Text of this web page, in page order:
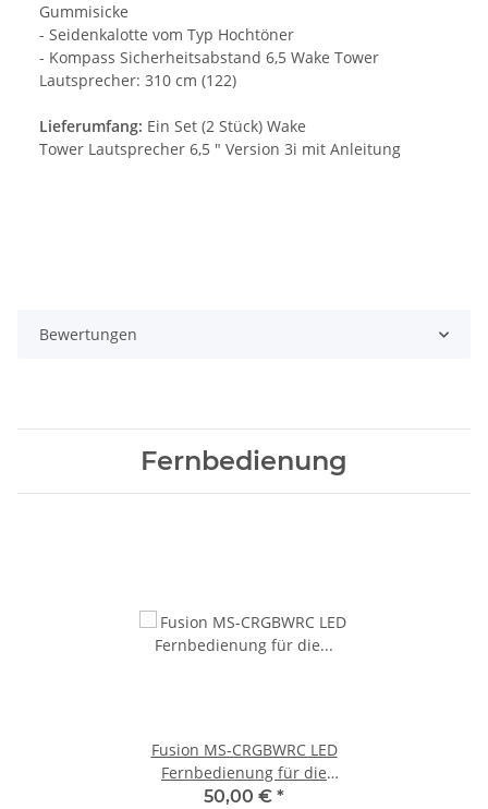
Gummisicke
- Seidenkalotte vom Typ Hochtöner
- Kompass Sicherheitsabstand 6,5 Wake Tower
Lautsprecher: 310 cm (122)
Lieferumfang: Ein Set (2 Stück) Wake
Tower Lautsprecher 6,5 " Version 3i mit Anleitung
Bewertungen
Fernbedienung
Fusion MS-CRGBWRC LED
Fernbedienung für die
Signature Serie 3
50,00 € *